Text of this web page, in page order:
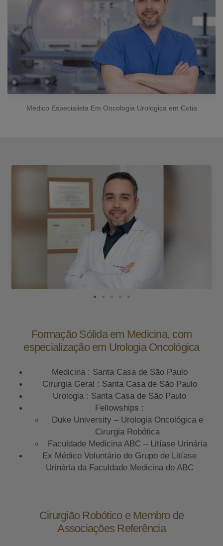
Médico Especialista Em Oncologia Urologica em Cotia
Formação Sólida em Medicina, com
especialização em Urologia Oncológica
Medicina : Santa Casa de São Paulo
Cirurgia Geral : Santa Casa de São Paulo
Urologia : Santa Casa de São Paulo
Fellowships :
Duke University – Urologia Oncológica e
Cirurgia Robótica
Faculdade Medicina ABC – Litíase Urinária
Ex Médico Voluntário do Grupo de Litíase
Urinária da Faculdade Medicina do ABC
Cirurgião Robótico e Membro de
Associações Referência